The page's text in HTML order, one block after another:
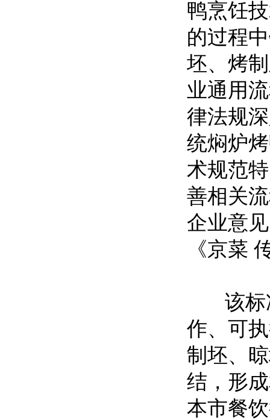
鸭烹饪
的过程
坯、烤
业通用
律法规
统焖炉
术规范
善相关
企业意
《京菜
该标准
作、可
制坯、
结，形
本市餐